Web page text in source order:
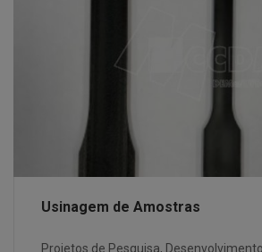
Usinagem de Amostras
Projetos de Pesquisa,